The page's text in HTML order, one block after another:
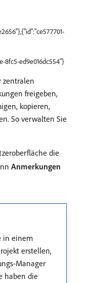
8fc5-ed9e016dc554"}
zentralen
freigeben,
kopieren,
So verwalten Sie
die
Anmerkungen
in einem
erstellen,
Manager
haben die